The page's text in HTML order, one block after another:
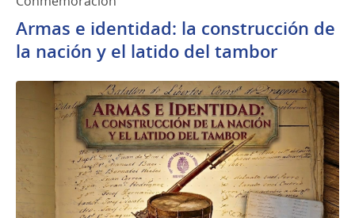
Armas e identidad: la construcción de
la nación y el latido del tambor